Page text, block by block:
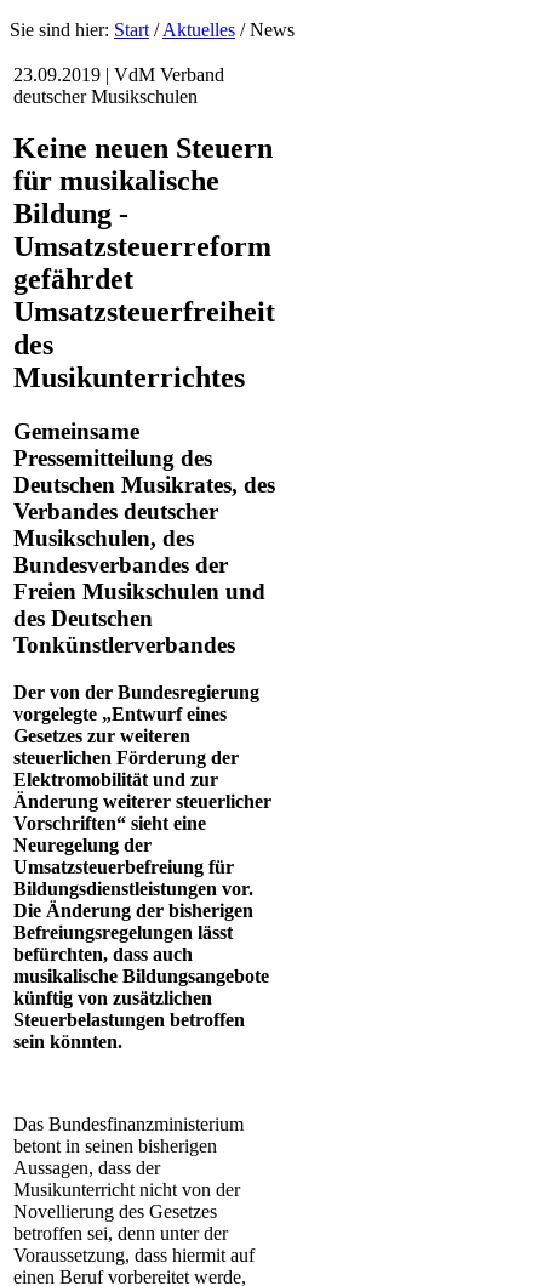
Sie sind hier: Start /Aktuelles /News
23.09.2019 | VdM Verband
deutscher Musikschulen
Keine neuen Steuern
für musikalische
Bildung -
Umsatzsteuerreform
gefährdet
Umsatzsteuerfreiheit
des
Musikunterrichtes
Gemeinsame
Pressemitteilung des
Deutschen Musikrates, des
Verbandes deutscher
Musikschulen, des
Bundesverbandes der
Freien Musikschulen und
des Deutschen
Tonkünstlerverbandes
Der von der Bundesregierung
vorgelegte „Entwurf eines
Gesetzes zur weiteren
steuerlichen Förderung der
Elektromobilität und zur
Änderung weiterer steuerlicher
Vorschriften“ sieht eine
Neuregelung der
Umsatzsteuerbefreiung für
Bildungsdienstleistungen vor.
Die Änderung der bisherigen
Befreiungsregelungen lässt
befürchten, dass auch
musikalische Bildungsangebote
künftig von zusätzlichen
Steuerbelastungen betroffen
sein könnten.
Das Bundesfinanzministerium
betont in seinen bisherigen
Aussagen, dass der
Musikunterricht nicht von der
Novellierung des Gesetzes
betroffen sei, denn unter der
Voraussetzung, dass hiermit auf
einen Beruf vorbereitet werde,